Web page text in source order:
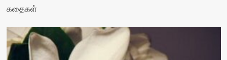
கதைகள்